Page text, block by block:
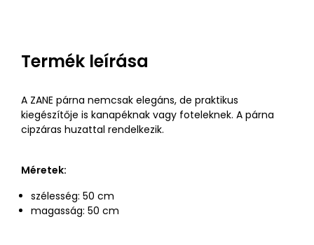
Termék leírása
A ZANE párna nemcsak elegáns, de praktikus
kiegészítője is kanapéknak vagy foteleknek. A párna
cipzáras huzattal rendelkezik.
Méretek:
szélesség: 50 cm
magasság: 50 cm